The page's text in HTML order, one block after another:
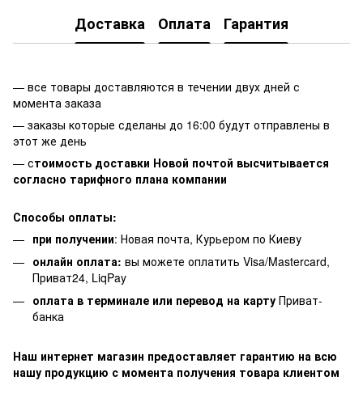
Доставка Оплата Гарантия
— все товары доставляются в течении двух дней с
момента заказа
— заказы которые сделаны до 16:00 будут отправлены в
этот же день
— стоимость доставки Новой почтой высчитывается
согласно тарифного плана компании
Способы оплаты:
при получении: Новая почта, Курьером по Киеву
онлайн оплата: вы можете оплатить Visa/Mastercard,
Приват24, LiqPay
оплата в терминале или перевод на карту Приват-
банка
Наш интернет магазин предоставляет гарантию на всю
нашу продукцию с момента получения товара клиентом